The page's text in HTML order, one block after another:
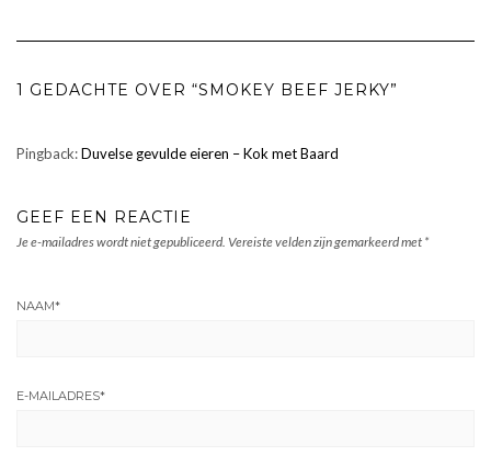
1 GEDACHTE OVER “SMOKEY BEEF JERKY”
Pingback:Duvelse gevulde eieren – Kok met Baard
GEEF EEN REACTIE
Je e-mailadres wordt niet gepubliceerd. Vereiste velden zijn gemarkeerd met *
NAAM*
E-MAILADRES*